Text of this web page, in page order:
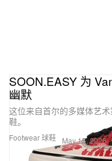
Footwear 球鞋
SOON.EASY 为
幽默
这位来自首尔的多媒体艺
鞋。
May 15, 2026